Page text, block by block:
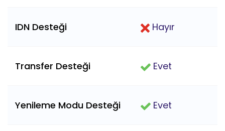
IDN Desteği Hayır
Transfer Desteği Evet
Yenileme Modu Desteği Evet